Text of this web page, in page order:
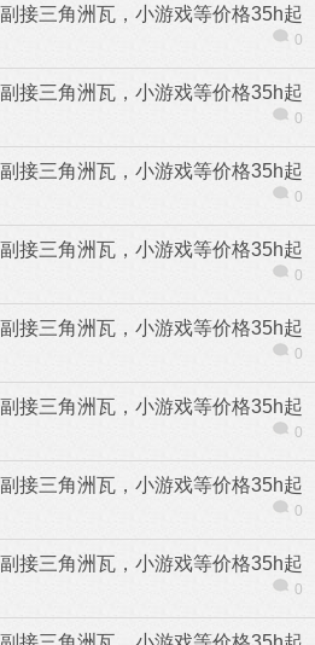
接三角洲瓦，小游戏等价格35h起
0
接三角洲瓦，小游戏等价格35h起
0
接三角洲瓦，小游戏等价格35h起
0
接三角洲瓦，小游戏等价格35h起
0
接三角洲瓦，小游戏等价格35h起
0
接三角洲瓦，小游戏等价格35h起
0
接三角洲瓦，小游戏等价格35h起
0
接三角洲瓦，小游戏等价格35h起
0